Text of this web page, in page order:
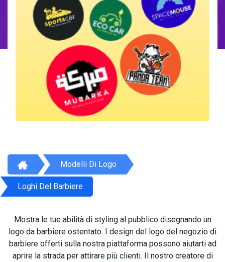
Modelli Di Logo
Loghi Del Barbiere
Mostra le tue abilità di styling al pubblico disegnando un
logo da barbiere ostentato. I design del logo del negozio di
barbiere offerti sulla nostra piattaforma possono aiutarti ad
aprire la strada per attirare più clienti. Il nostro creatore di